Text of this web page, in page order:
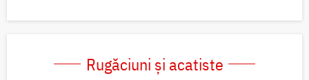
Rugăciuni și acatiste